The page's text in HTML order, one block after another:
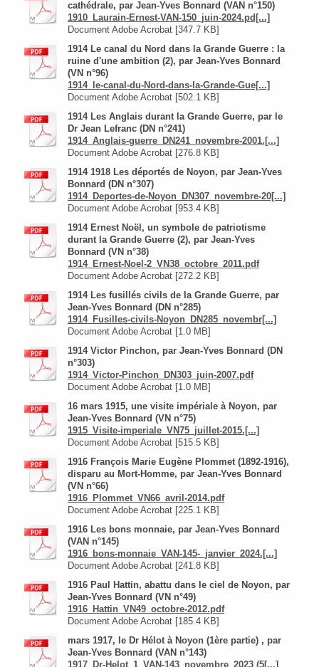
cathédrale, par Jean-Yves Bonnard (VAN n°150)
1910_Laurain-Ernest-VAN-150_juin-2024.pd[...]
Document Adobe Acrobat [347.7 KB]
1914 Le canal du Nord dans la Grande Guerre : la
ruine d'une ambition (2), par Jean-Yves Bonnard
(VN n°96)
1914_le-canal-du-Nord-dans-la-Grande-Gue[...]
Document Adobe Acrobat [502.1 KB]
1914 Les Anglais durant la Grande Guerre, par le
Dr Jean Lefranc (DN n°241)
1914_Anglais-guerre_DN241_novembre-2001.[...]
Document Adobe Acrobat [276.8 KB]
1914 1918 Les déportés de Noyon, par Jean-Yves
Bonnard (DN n°307)
1914_Deportes-de-Noyon_DN307_novembre-20[...]
Document Adobe Acrobat [953.4 KB]
1914 Ernest Noël, un symbole de patriotisme
durant la Grande Guerre (2), par Jean-Yves
Bonnard (VN n°38)
1914_Ernest-Noel-2_VN38_octobre_2011.pdf
Document Adobe Acrobat [272.2 KB]
1914 Les fusillés civils de la Grande Guerre, par
Jean-Yves Bonnard (DN n°285)
1914_Fusilles-civils-Noyon_DN285_novembr[...]
Document Adobe Acrobat [1.0 MB]
1914 Victor Pinchon, par Jean-Yves Bonnard (DN
n°303)
1914_Victor-Pinchon_DN303_juin-2007.pdf
Document Adobe Acrobat [1.0 MB]
16 mars 1915, une visite impériale à Noyon, par
Jean-Yves Bonnard (VN n°75)
1915_Visite-imperiale_VN75_juillet-2015.[...]
Document Adobe Acrobat [515.5 KB]
1916 François Marie Eugène Plommet (1892-1916),
disparu au Mort-Homme, par Jean-Yves Bonnard
(VN n°66)
1916_Plommet_VN66_avril-2014.pdf
Document Adobe Acrobat [225.1 KB]
1916 Les bons monnaie, par Jean-Yves Bonnard
(VAN n°145)
1916_bons-monnaie_VAN-145-_janvier_2024.[...]
Document Adobe Acrobat [241.8 KB]
1916 Paul Hattin, abattu dans le ciel de Noyon, par
Jean-Yves Bonnard (VN n°49)
1916_Hattin_VN49_octobre-2012.pdf
Document Adobe Acrobat [185.4 KB]
mars 1917, le Dr Hélot à Noyon (1ère partie) , par
Jean-Yves Bonnard (VAN n°143)
1917_Dr-Helot_1_VAN-143_novembre_2023 (5[...]